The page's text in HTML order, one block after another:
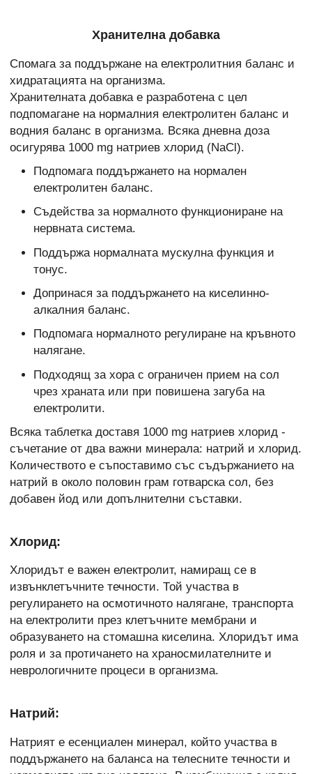
Хранителна добавка
Спомага за поддържане на електролитния баланс и
хидратацията на организма.
Хранителната добавка е разработена с цел
подпомагане на нормалния електролитен баланс и
водния баланс в организма. Всяка дневна доза
осигурява 1000 mg натриев хлорид (NaCl).
Подпомага поддържането на нормален
електролитен баланс.
Съдейства за нормалното функциониране на
нервната система.
Поддържа нормалната мускулна функция и
тонус.
Допринася за поддържането на киселинно-
алкалния баланс.
Подпомага нормалното регулиране на кръвното
налягане.
Подходящ за хора с ограничен прием на сол
чрез храната или при повишена загуба на
електролити.
Всяка таблетка доставя 1000 mg натриев хлорид -
съчетание от два важни минерала: натрий и хлорид.
Количеството е съпоставимо със съдържанието на
натрий в около половин грам готварска сол, без
добавен йод или допълнителни съставки.
Хлорид:
Хлоридът е важен електролит, намиращ се в
извънклетъчните течности. Той участва в
регулирането на осмотичното налягане, транспорта
на електролити през клетъчните мембрани и
образуването на стомашна киселина. Хлоридът има
роля и за протичането на храносмилателните и
неврологичните процеси в организма.
Натрий:
Натрият е есенциален минерал, който участва в
поддържането на баланса на телесните течности и